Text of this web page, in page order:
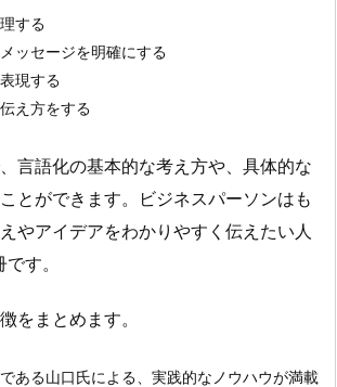
する
ッセージを明確にする
現する
え方をする
言語化の基本的な考え方や、具体的な
とができます。ビジネスパーソンはも
やアイデアをわかりやすく伝えたい人
す。
をまとめます。
ある山口氏による、実践的なノウハウが満載